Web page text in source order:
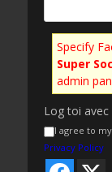
Specify
Super
admin
Log toi avec
I agree to
Privacy Policy